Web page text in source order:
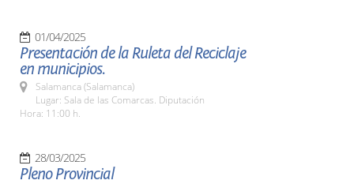
01/04/2025
Presentación de la Ruleta del Reciclaje
en municipios.
Salamanca (Salamanca)
Lugar: Sala de las Comarcas. Diputación
Hora: 11:00 h.
28/03/2025
Pleno Provincial